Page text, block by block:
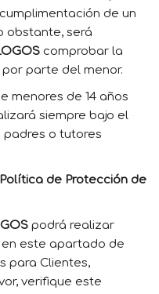
de un
obstante, será
comprobar la
parte del menor.
menores de 14 años
siempre bajo el
padres o tutores
de Protección de
podrá realizar
este apartado de
para Clientes,
verifique este